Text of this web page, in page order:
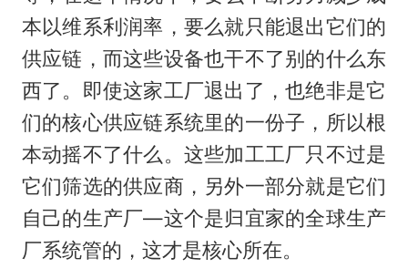
本以维系利润率，要么就只能退出它们的
供应链，而这些设备也干不了别的什么东
西了。即使这家工厂退出了，也绝非是它
们的核心供应链系统里的一份子，所以根
本动摇不了什么。这些加工工厂只不过是
它们筛选的供应商，另外一部分就是它们
自己的生产厂—这个是归宜家的全球生产
厂系统管的，这才是核心所在。